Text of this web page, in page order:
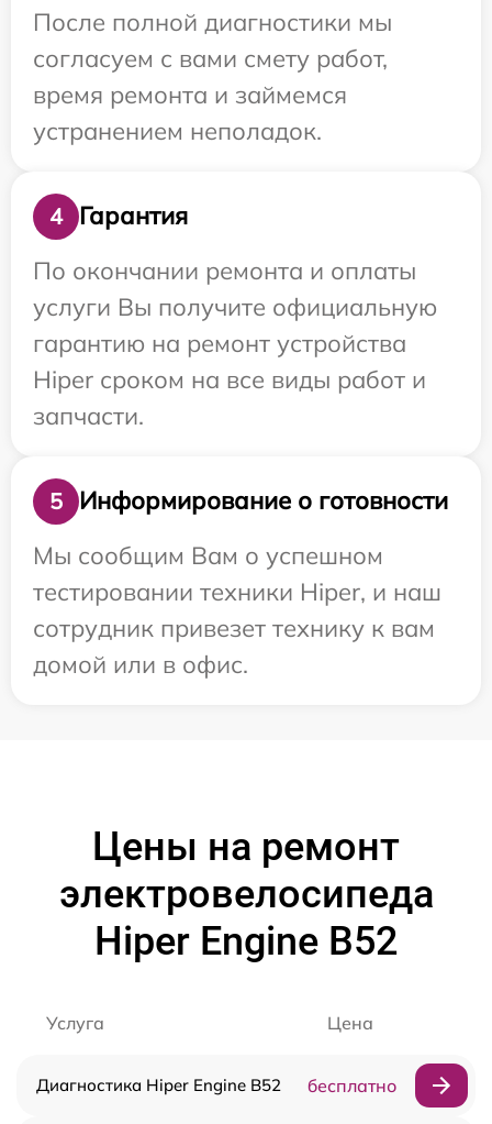
После полной диагностики мы
согласуем с вами смету работ,
время ремонта и займемся
устранением неполадок.
4
Гарантия
По окончании ремонта и оплаты
услуги Вы получите официальную
гарантию на ремонт устройства
Hiper сроком на все виды работ и
запчасти.
5
Информирование о готовности
Мы сообщим Вам о успешном
тестировании техники Hiper, и наш
сотрудник привезет технику к вам
домой или в офис.
Цены на ремонт
электровелосипеда
Hiper Engine B52
Услуга Цена
Диагностика Hiper Engine B52 бесплатно